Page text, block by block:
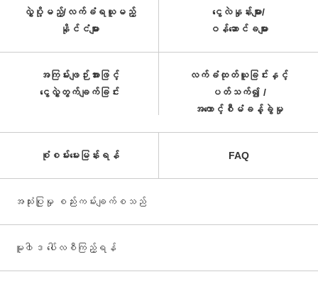
လွှဲပို့မည့်/လက်ခံရယူမည့်
နိုင်ငံများ
ငွေလဲနှုန်းများ/
ဝန်ဆောင်ခများ
အကြမ်းဖျဉ်းအားဖြင့်
ငွေလွှဲတွက်ချက်ခြင်း
လက်ခံထုတ်ယူခြင်းနှင့်
ပတ်သက်၍ /
အကောင့်စီမံခန့်ခွဲမှု
စုံစမ်းမေးမြန်းရန် FAQ
အသုံးပြုမှု စည်းကမ်းချက်စသည်
မူ၀ါဒ ပေါ်လစီကြည့်ရန်